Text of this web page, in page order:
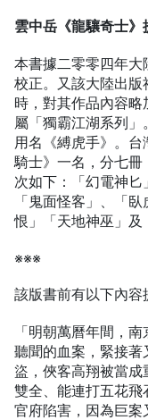
雲中岳《龍驤奇士》
本書據二零零四年
校正。又該大陸出
時，對其作品內容略
屬「獨霸江湖系列
用名《縛虎手》。
騎士》一名，分七
次如下：「幻電神匕
「鬼面怪客」、「
恨」「天地神巫」及
※※※
該版書前有以下內容
「明朝萬曆年間，
聽聞的血案，緊接
盜，俠客高翔被當
雙全、能連打五花
官府陷害，因為巨